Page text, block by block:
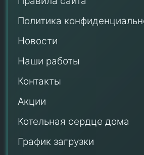
Политика
Новости
Наши работы
Контакты
Акции
Котельная сердце дома
График загрузки